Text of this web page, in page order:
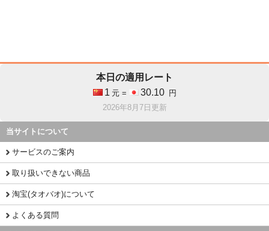
本日の適用レート
1 元 = 30.10
円
2026年8月7日更新
当サイトについて
サービスのご案内
取り扱いできない商品
淘宝(タオバオ)について
よくある質問